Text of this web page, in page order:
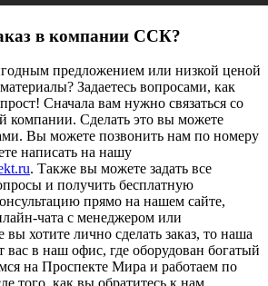
в компании ССК?
предложением или низкой ценой
Задаетесь вопросами, как
Сначала вам нужно связаться со
компании. Сделать это вы можете
Вы можете позвонить нам по номеру
написать на нашу
. Также вы можете задать все
и получить бесплатную
прямо на нашем сайте,
чата с менеджером или
хотите лично сделать заказ, то наша
вас в наш офис, где оборудован богатый
на Проспекте Мира и работаем по